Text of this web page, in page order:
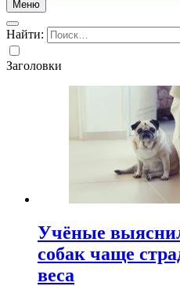
Меню
Найти:
Заголовки
Учёные
собак чаще
веса